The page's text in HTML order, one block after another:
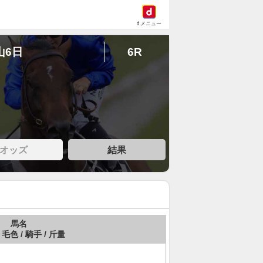
dメニュー
6日 6R
オッズ 結果
馬名
色 / 騎手 / 斤量